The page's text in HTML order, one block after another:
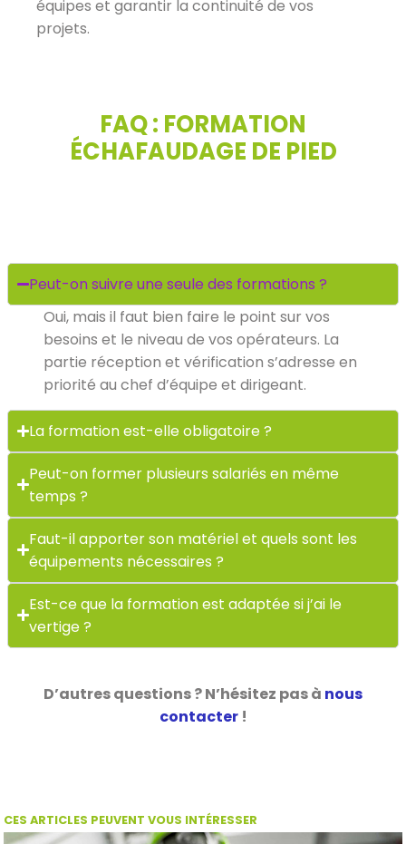
équipes et garantir la continuité de vos
projets.
FAQ : FORMATION
ÉCHAFAUDAGE DE PIED
Peut-on suivre une seule des formations ?
Oui, mais il faut bien faire le point sur vos
besoins et le niveau de vos opérateurs. La
partie réception et vérification s’adresse en
priorité au chef d’équipe et dirigeant.
La formation est-elle obligatoire ?
Peut-on former plusieurs salariés en même
temps ?
Faut-il apporter son matériel et quels sont les
équipements nécessaires ?
Est-ce que la formation est adaptée si j’ai le
vertige ?
D’autres questions ? N’hésitez pas à nous
contacter!
CES ARTICLES PEUVENT VOUS INTÉRESSER